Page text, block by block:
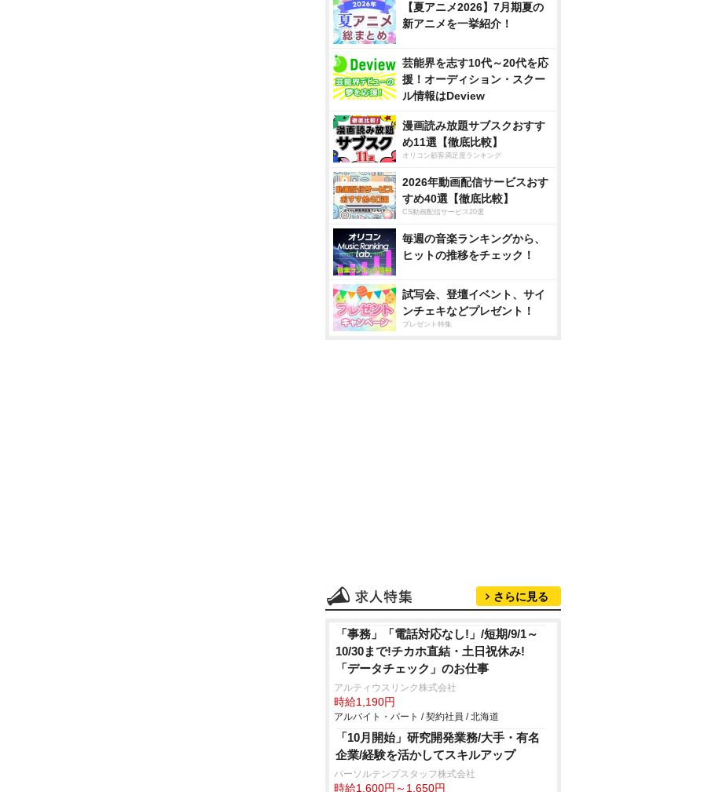
【夏アニメ2026】7月期夏の
新アニメを一挙紹介！
芸能界を志す10代～20代を応
援！オーディション・スクー
ル情報はDeview
漫画読み放題サブスクおすす
め11選【徹底比較】
オリコン顧客満足度ランキング
2026年動画配信サービスおす
すめ40選【徹底比較】
CS動画配信サービス20選
毎週の音楽ランキングから、
ヒットの推移をチェック！
試写会、登壇イベント、サイ
ンチェキなどプレゼント！
プレゼント特集
さらに見る
「事務」「電話対応なし!」/短期/9/1～
10/30まで!チカホ直結・土日祝休み!
「データチェック」のお仕事
アルティウスリンク株式会社
時給1,190円
アルバイト・パート / 契約社員 / 北海道
「10月開始」研究開発業務/大手・有名
企業/経験を活かしてスキルアップ
パーソルテンプスタッフ株式会社
時給1,600円～1,650円